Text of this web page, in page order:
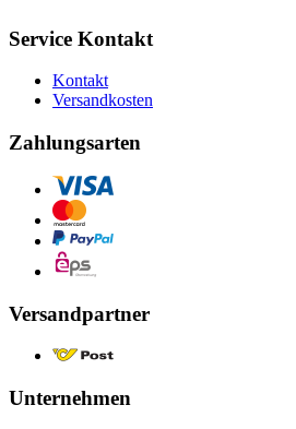
Service Kontakt
Kontakt
Versandkosten
Zahlungsarten
Versandpartner
Unternehmen